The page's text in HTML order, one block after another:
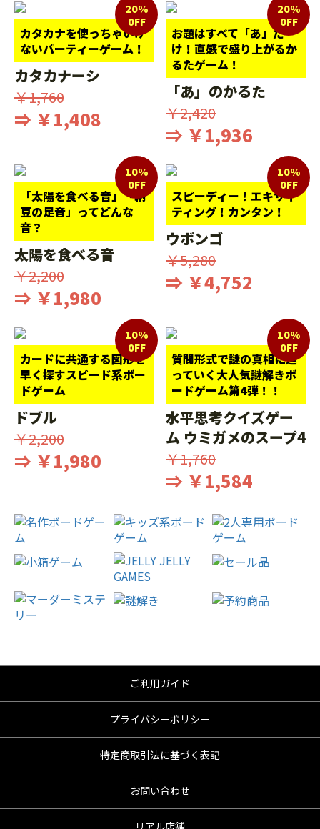
カタカナを使っちゃいけ
ないパーティーゲーム！
20%
0FF
カタカナーシ
￥1,760
⇒ ￥1,408
お題はすべて「あ」だ
け！直感で盛り上がるか
るたゲーム！
20%
0FF
「あ」のかるた
￥2,420
⇒ ￥1,936
「太陽を食べる音」「納
豆の足音」ってどんな
音？
10%
0FF
太陽を食べる音
￥2,200
⇒ ￥1,980
スピーディー！エキサイ
ティング！カンタン！
10%
0FF
ウボンゴ
￥5,280
⇒ ￥4,752
カードに共通する図形を
早く探すスピード系ボー
ドゲーム
10%
0FF
ドブル
￥2,200
⇒ ￥1,980
質問形式で謎の真相に迫
っていく大人気謎解きボ
ードゲーム第4弾！！
10%
0FF
水平思考クイズゲー
ム ウミガメのスープ4
￥1,760
⇒ ￥1,584
ご利用ガイド
プライバシーポリシー
特定商取引法に基づく表記
お問い合わせ
リアル店舗